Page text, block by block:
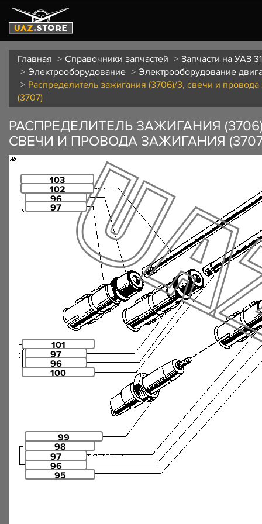
Главная Справочники запчастей
Запчасти на УАЗ
Электрооборудование
Электрооборудование
Распределитель зажигания (3706)/3, свечи и
(3707)
РАСПРЕДЕЛИТЕЛЬ ЗАЖИГАНИЯ
СВЕЧИ И ПРОВОДА ЗАЖИГАНИЯ
95
96
96
96
97
97
97
98
99
100
101
102
103